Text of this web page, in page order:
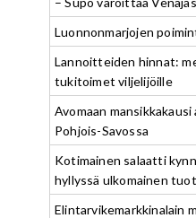
Luonnonmarjojen
Lannoitteiden hinnat:
tukitoimet viljelijöille
Avomaan
Pohjois-Savossa
Kotimainen salaatti
hyllyssä ulkomainen
Elintarvikemarkkinalain